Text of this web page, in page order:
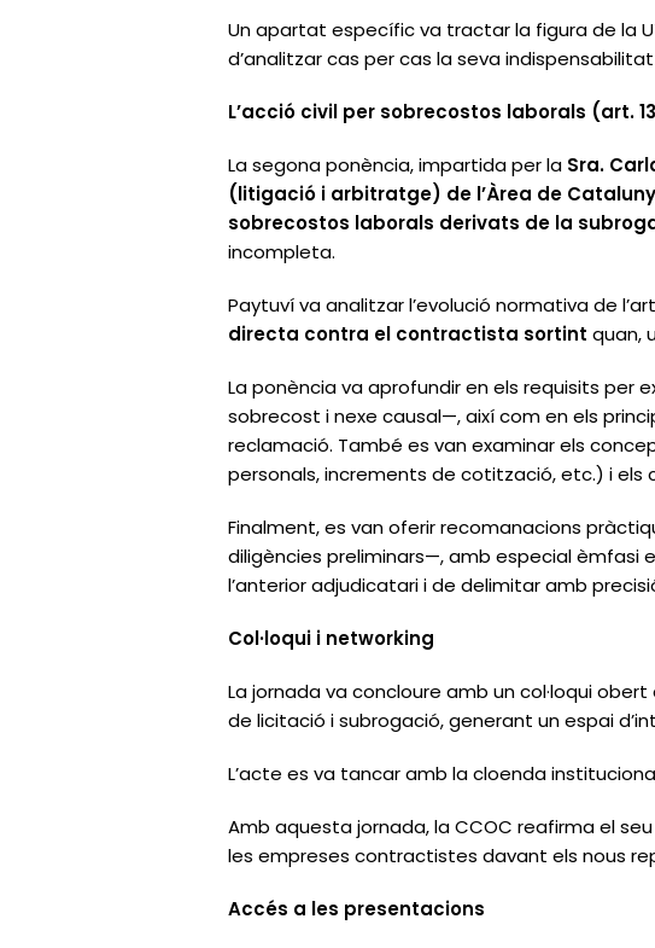
Un apartat específic va tractar la figura de la
d’analitzar cas per cas la seva
L’acció civil per sobrecostos laborals (art.
La segona ponència, impartida per la Sra.
(litigació i arbitratge) de l’Àrea de
sobrecostos laborals derivats de la
incompleta.
Paytuví va analitzar l’evolució normativa de
directa contra el contractista sortint quan,
La ponència va aprofundir en els requisits
sobrecost i nexe causal—, així com en els
reclamació. També es van examinar els
personals, increments de cotització, etc.) i els
Finalment, es van oferir recomanacions
diligències preliminars—, amb especial
l’anterior adjudicatari i de delimitar amb
Col·loqui i networking
La jornada va concloure amb un col·loqui
de licitació i subrogació, generant un espai
L’acte es va tancar amb la cloenda
Amb aquesta jornada, la CCOC reafirma el
les empreses contractistes davant els nous
Accés a les presentacions